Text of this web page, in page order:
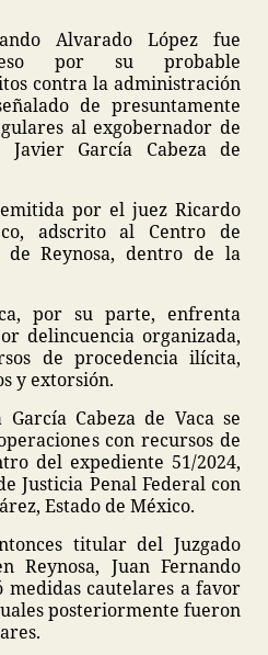
Alvarado López fue
por su probable
contra la administración
de presuntamente
al exgobernador de
Javier García Cabeza de
por el juez Ricardo
adscrito al Centro de
de Reynosa, dentro de la
por su parte, enfrenta
delincuencia organizada,
de procedencia ilícita,
y extorsión.
Cabeza de Vaca se
con recursos de
del expediente 51/2024,
Justicia Penal Federal con
Estado de México.
titular del Juzgado
Reynosa, Juan Fernando
medidas cautelares a favor
posteriormente fueron